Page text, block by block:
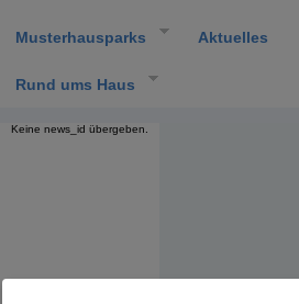
Musterhausparks Aktuelles
Rund ums Haus
Keine news_id übergeben.